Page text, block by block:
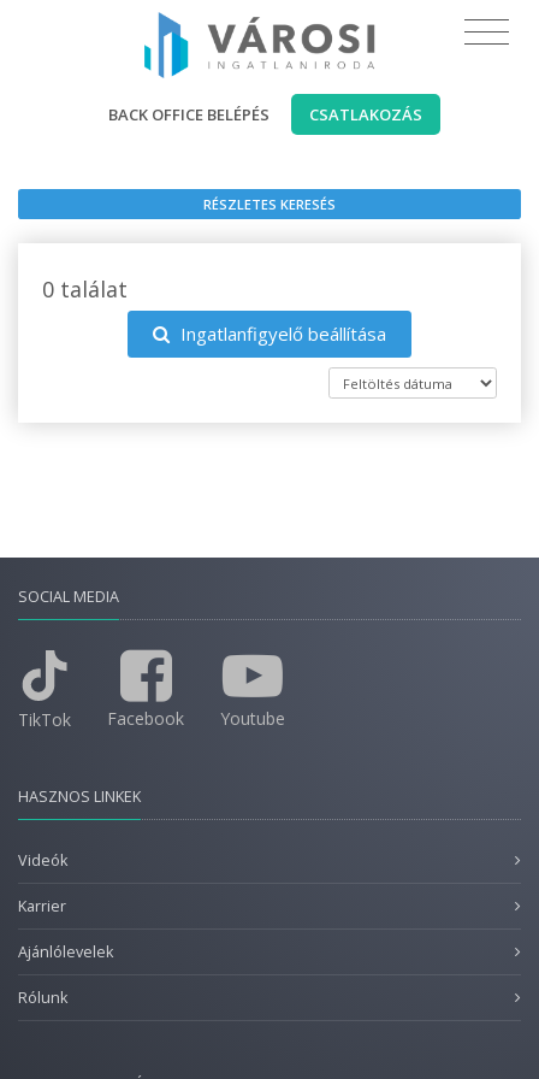
BACK OFFICE BELÉPÉS CSATLAKOZÁS
RÉSZLETES KERESÉS
0 találat
Ingatlanfigyelő beállítása
SOCIAL MEDIA
TikTok Facebook Youtube
HASZNOS LINKEK
Videók
Karrier
Ajánlólevelek
Rólunk